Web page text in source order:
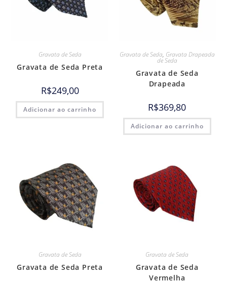
Gravata de Seda
Gravata de Seda Preta
R$249,00
Adicionar ao carrinho
Gravata de Seda, Gravata Drapeada
de Seda
Gravata de Seda
Drapeada
R$369,80
Adicionar ao carrinho
Gravata de Seda
Gravata de Seda Preta
Gravata de Seda
Gravata de Seda
Vermelha